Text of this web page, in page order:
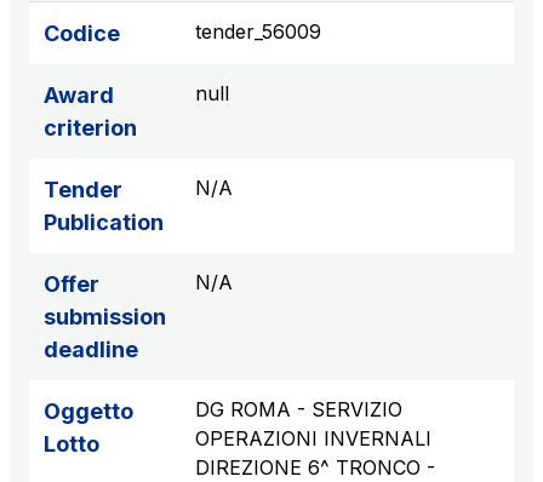
Codice tender_56009
Award
criterion
null
Tender
Publication
N/A
Offer
submission
deadline
N/A
Oggetto
Lotto
DG ROMA - SERVIZIO
OPERAZIONI INVERNALI
DIREZIONE 6^ TRONCO -